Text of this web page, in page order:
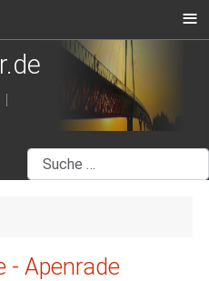
|
Suchen
- Apenrade
≡